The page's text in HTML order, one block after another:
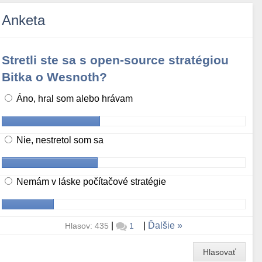
Anketa
Stretli ste sa s open-source stratégiou
Bitka o Wesnoth?
Áno, hral som alebo hrávam
Nie, nestretol som sa
Nemám v láske počítačové stratégie
Hlasov: 435 | 1 Ďalšie
Hlasovať